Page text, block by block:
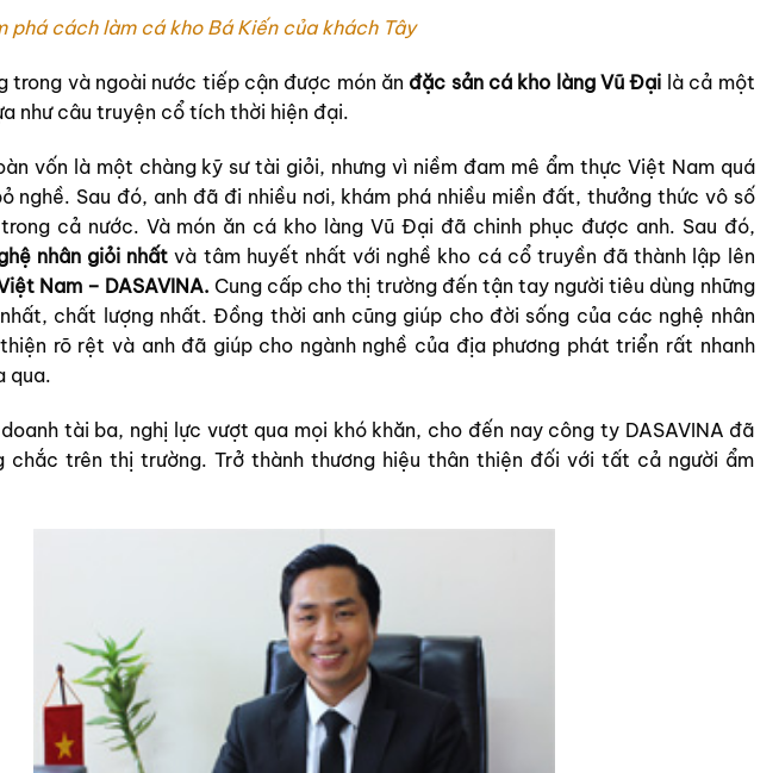
phá cách làm cá kho Bá Kiến của khách Tây
trong và ngoài nước tiếp cận được món ăn đặc sản cá kho làng Vũ Đại là cả một
như câu truyện cổ tích thời hiện đại.
vốn là một chàng kỹ sư tài giỏi, nhưng vì niềm đam mê ẩm thực Việt Nam quá
nghề. Sau đó, anh đã đi nhiều nơi, khám phá nhiều miền đất, thưởng thức vô số
cả nước. Và món ăn cá kho làng Vũ Đại đã chinh phục được anh. Sau đó,
nhân giỏi nhất và tâm huyết nhất với nghề kho cá cổ truyền đã thành lập lên
Nam – DASAVINA. Cung cấp cho thị trường đến tận tay người tiêu dùng những
chất lượng nhất. Đồng thời anh cũng giúp cho đời sống của các nghệ nhân
rõ rệt và anh đã giúp cho ngành nghề của địa phương phát triển rất nhanh
qua.
tài ba, nghị lực vượt qua mọi khó khăn, cho đến nay công ty DASAVINA đã
chắc trên thị trường. Trở thành thương hiệu thân thiện đối với tất cả người ẩm